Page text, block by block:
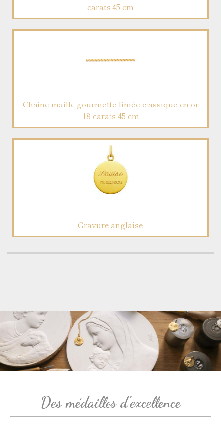
carats 45 cm
Chaine maille gourmette limée classique en or
18 carats 45 cm
Gravure anglaise
Des médailles d'excellence